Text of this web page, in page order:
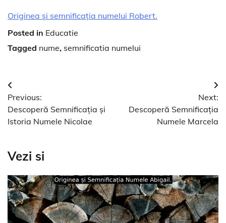
Originea și semnificația numelui Robert.
Posted in Educatie
Tagged nume, semnificatia numelui
Navigare
în
articole
Previous:
Descoperă Semnificația și
Istoria Numele Nicolae
Next:
Descoperă Semnificația
Numele Marcela
Vezi si